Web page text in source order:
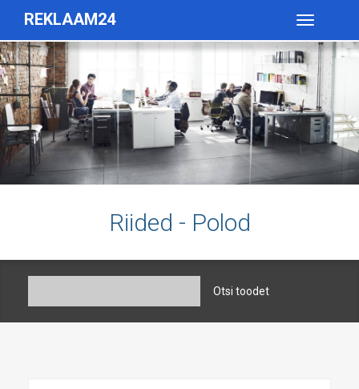
REKLAAM24
Toggle
Riided - Polod